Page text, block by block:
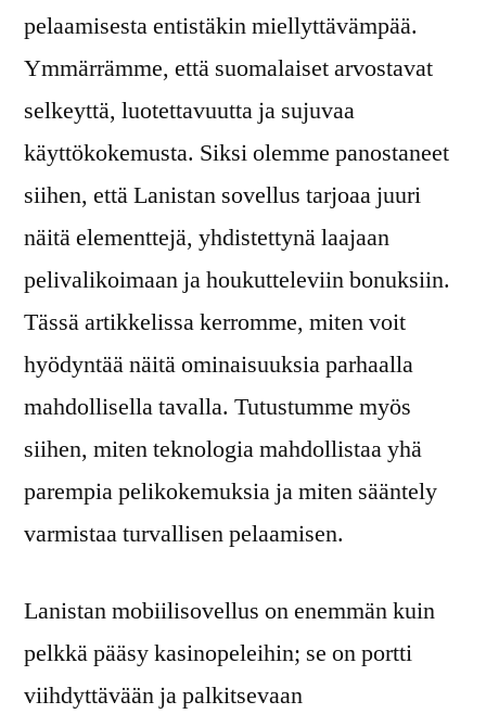
pelaamisesta entistäkin miellyttävämpää.
Ymmärrämme, että suomalaiset arvostavat
selkeyttä, luotettavuutta ja sujuvaa
käyttökokemusta. Siksi olemme panostaneet
siihen, että Lanistan sovellus tarjoaa juuri
näitä elementtejä, yhdistettynä laajaan
pelivalikoimaan ja houkutteleviin bonuksiin.
Tässä artikkelissa kerromme, miten voit
hyödyntää näitä ominaisuuksia parhaalla
mahdollisella tavalla. Tutustumme myös
siihen, miten teknologia mahdollistaa yhä
parempia pelikokemuksia ja miten sääntely
varmistaa turvallisen pelaamisen.
Lanistan mobiilisovellus on enemmän kuin
pelkkä pääsy kasinopeleihin; se on portti
viihdyttävään ja palkitsevaan